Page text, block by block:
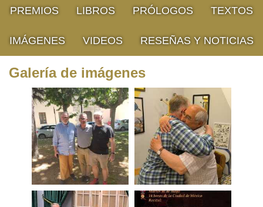
PREMIOS LIBROS PRÓLOGOS TEXTOS
IMÁGENES VIDEOS RESEÑAS Y NOTICIAS
Galería de imágenes